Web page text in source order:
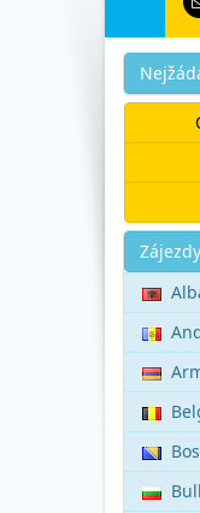
Akce